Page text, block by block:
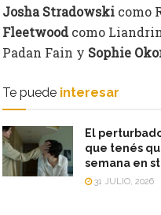
Josha Stradowski como
Fleetwoodcomo
Padan Fain y Sophie
Te puede interesar
El
que tenés
semana en
31 JULIO, 2026